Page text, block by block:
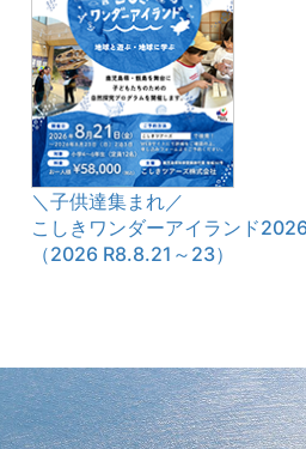
＼子供達集まれ／
こしきワンダーアイランド
（2026 R8.8.21～23）